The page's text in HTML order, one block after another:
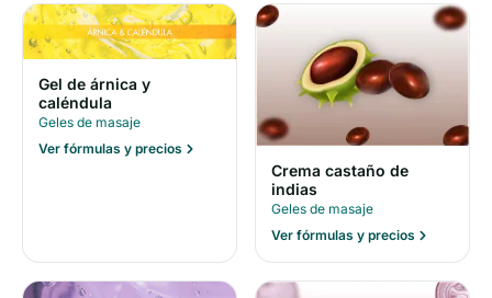
Gel de árnica y
caléndula
Geles de masaje
Ver fórmulas y precios
Crema castaño de
indias
Geles de masaje
Ver fórmulas y precios